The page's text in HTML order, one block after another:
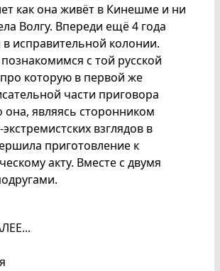
как она живёт в Кинешме и ни
Волгу. Впереди ещё 4 года
исправительной колонии.
с той русской
которую в первой же
части приговора
она, являясь сторонником
взглядов в
приготовление к
акту. Вместе с двумя